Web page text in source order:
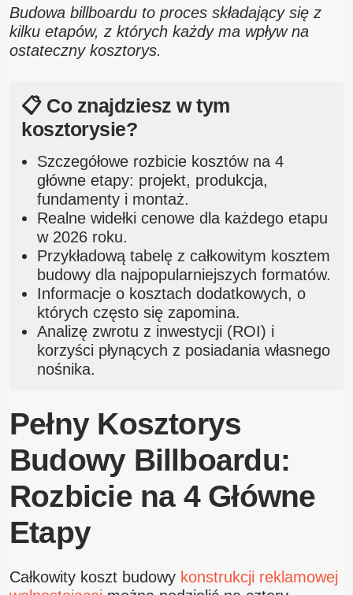
Budowa billboardu to proces składający się z
kilku etapów, z których każdy ma wpływ na
ostateczny kosztorys.
📋 Co znajdziesz w tym
kosztorysie?
Szczegółowe rozbicie kosztów na 4
główne etapy: projekt, produkcja,
fundamenty i montaż.
Realne widełki cenowe dla każdego etapu
w 2026 roku.
Przykładową tabelę z całkowitym kosztem
budowy dla najpopularniejszych formatów.
Informacje o kosztach dodatkowych, o
których często się zapomina.
Analizę zwrotu z inwestycji (ROI) i
korzyści płynących z posiadania własnego
nośnika.
Pełny Kosztorys
Budowy Billboardu:
Rozbicie na 4 Główne
Etapy
Całkowity koszt budowy konstrukcji reklamowej